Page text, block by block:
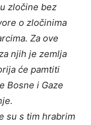
zločine bez
o zločinima
Za ove
njih je zemlja
će pamtiti
Bosne i Gaze
su s tim hrabrim